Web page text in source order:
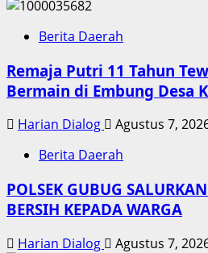
Berita Daerah
Remaja Putri 11 Tahun
Bermain di Embung Desa
Harian Dialog
Agustus 7,
Berita Daerah
POLSEK GUBUG
BERSIH KEPADA WARGA
Harian Dialog Agustus 7,